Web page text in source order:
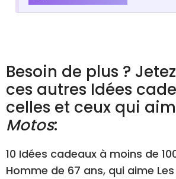
Besoin de plus ?
ces autres Idées
celles et ceux qui
Motos:
10 Idées cadeaux à moins de
Homme de 67 ans, qui aime